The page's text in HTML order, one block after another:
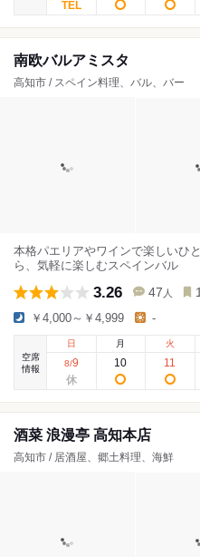
南欧バルアミスタ
高知市 / スペイン料理、バル、バー
本格パエリアやワインで楽しいひ
ら、気軽に楽しむスペインバル
3.26 47 人
￥4,000～￥4,999 -
空席
情報
日
8/9
月
10
火
11
酒菜 浪漫亭 高知本店
高知市 / 居酒屋、郷土料理、海鮮